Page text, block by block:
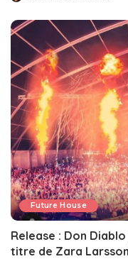
Future House
Release : Don
titre de Zara Larsson